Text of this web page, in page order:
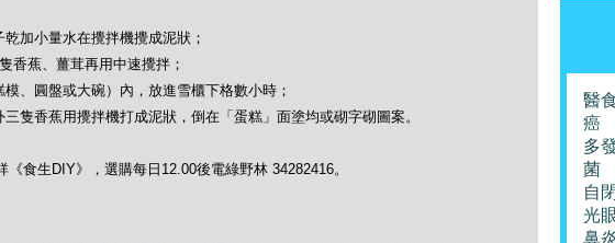
加小量水在攪拌機攪成泥狀；
香蕉、薑茸再用中速攪拌；
、圓盤或大碗）內，放進雪櫃下格數小時；
隻香蕉用攪拌機打成泥狀，倒在「蛋糕」面塗均或砌字砌圖案。
食生DIY》，選購每日12.00後電綠野林 34282416。
醫
癌
多
菌
自
光
鼻